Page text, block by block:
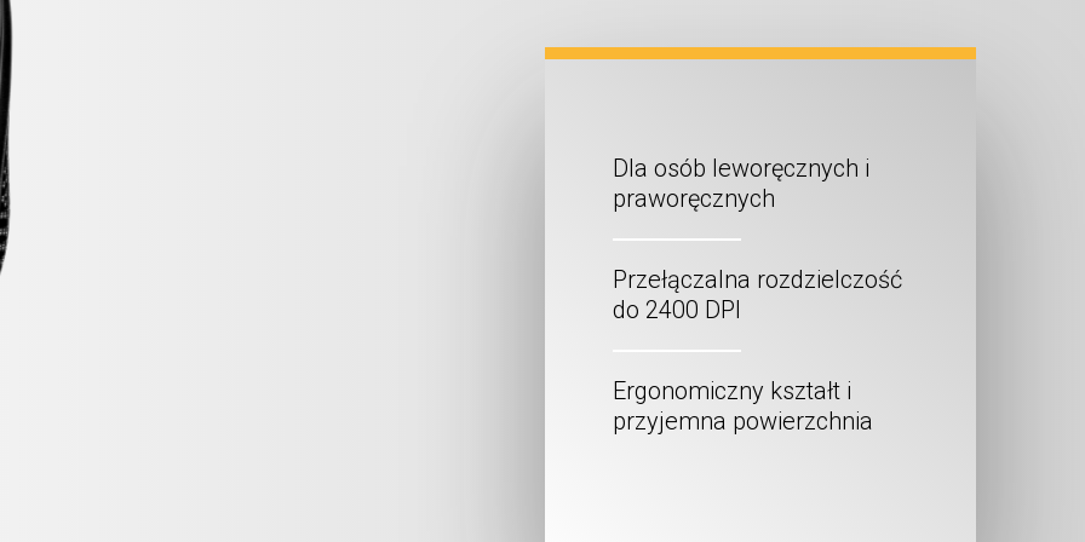
Dla osób leworęcznych i
praworęcznych
Przełączalna rozdzielczość
do 2400 DPI
Ergonomiczny kształt i
przyjemna powierzchnia